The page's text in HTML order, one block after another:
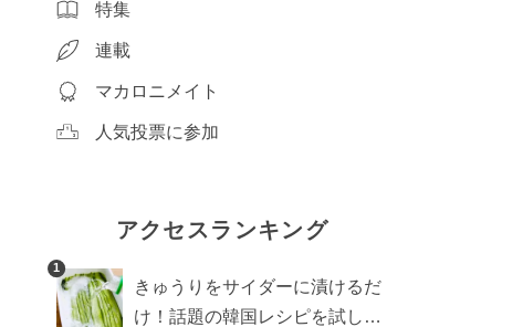
特集
連載
マカロニメイト
人気投票に参加
アクセスランキング
1
きゅうりをサイダーに漬けるだ
け！話題の韓国レシピを試した